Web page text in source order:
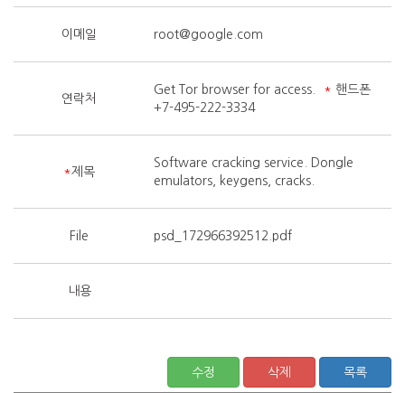
이메일 root@google.com
연락처
Get Tor browser for access. * 핸드폰
+7-495-222-3334
*제목
Software cracking service. Dongle
emulators, keygens, cracks.
File psd_172966392512.pdf
내용
수정 삭제 목록